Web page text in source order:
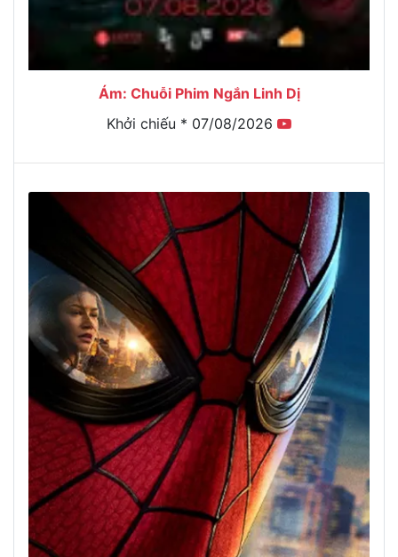
Ám: Chuỗi Phim Ngắn Linh Dị
Khởi chiếu * 07/08/2026